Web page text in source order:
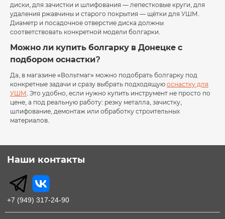
диски, для зачистки и шлифования — лепестковые круги, для
удаления ржавчины и старого покрытия — щётки для УШМ.
Диаметр и посадочное отверстие диска должны
соответствовать конкретной модели болгарки.
Можно ли купить болгарку в Донецке с
подбором оснастки?
Да, в магазине «Вольтмаг» можно подобрать болгарку под
конкретные задачи и сразу выбрать подходящую оснастку для
УШМ . Это удобно, если нужно купить инструмент не просто по
цене, а под реальную работу: резку металла, зачистку,
шлифование, демонтаж или обработку строительных
материалов.
Наши контакты
+7 (949) 317-24-90